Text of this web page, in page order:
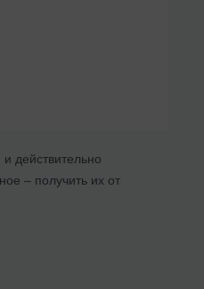
и действительно
– получить их от